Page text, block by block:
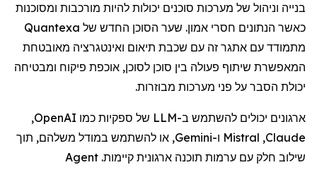
בנייה וניהול של מערכות סוכנים יכולות להיות מורכבות ומסוכנות
כאשר הנתונים חסרי אמון. שער הסוכן החדש של Quantexa
מתמודד עם אתגר זה עם שכבת תיאום ואינטגרציה מאובטחת
המאפשרת שיתוף פעולה בין סוכן לסוכן, אוכפת פיקוח ומבטיחה
יכולת הסבר על פני מערכות מבוזרות.
ארגונים יכולים להשתמש ב-LLM של ספקיות כמו OpenAI
,
Claude
,
Mistral ו-Gemini, או להשתמש במודל משלהם, תוך
שילוב חלק עם ערמות תוכנה ארגונית קיימות.
Agent